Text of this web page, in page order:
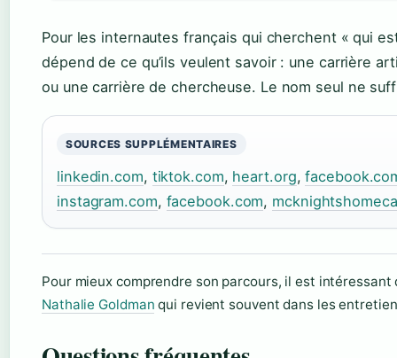
Pour les internautes français qui cherchent « qui
dépend de ce qu’ils veulent savoir : une carrière
ou une carrière de chercheuse. Le nom seul ne
SOURCES SUPPLÉMENTAIRES
linkedin.com, tiktok.com, heart.org,
instagram.com, facebook.com,
Pour mieux comprendre son parcours, il est
Nathalie Goldman qui revient souvent dans les